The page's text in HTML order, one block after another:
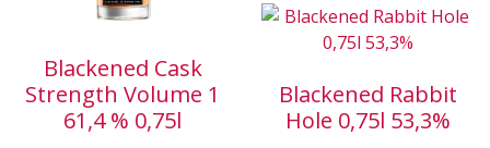
Blackened Cask
Strength Volume 1
61,4 % 0,75l
Blackened Rabbit
Hole 0,75l 53,3%